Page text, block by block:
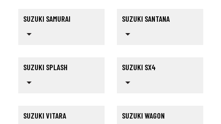
SUZUKI SAMURAI
arrow_drop_down
SUZUKI SANTANA
arrow_drop_down
SUZUKI SPLASH
arrow_drop_down
SUZUKI SX4
arrow_drop_down
SUZUKI VITARA SUZUKI WAGON